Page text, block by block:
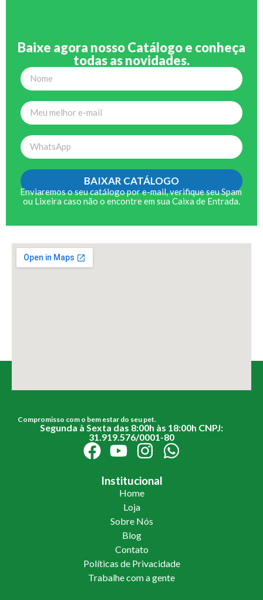
Baixe agora nosso Catálogo e conheça
todas as novidades.
BAIXAR CATÁLOGO
Enviaremos o seu catálogo por e-mail, verifique seu Spam
ou Lixeira caso não o encontre em sua Caixa de Entrada.
Compromisso com o bem estar do seu pet.
Segunda à Sexta das 8:00h às 18:00h CNPJ:
31.919.576/0001-80
Institucional
Home
Loja
Sobre Nós
Blog
Contato
Políticas de Privacidade
Trabalhe com a gente